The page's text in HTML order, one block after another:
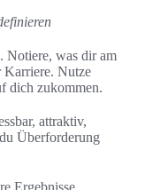
Notiere, was dir am
Karriere. Nutze
dich zukommen.
attraktiv,
Überforderung